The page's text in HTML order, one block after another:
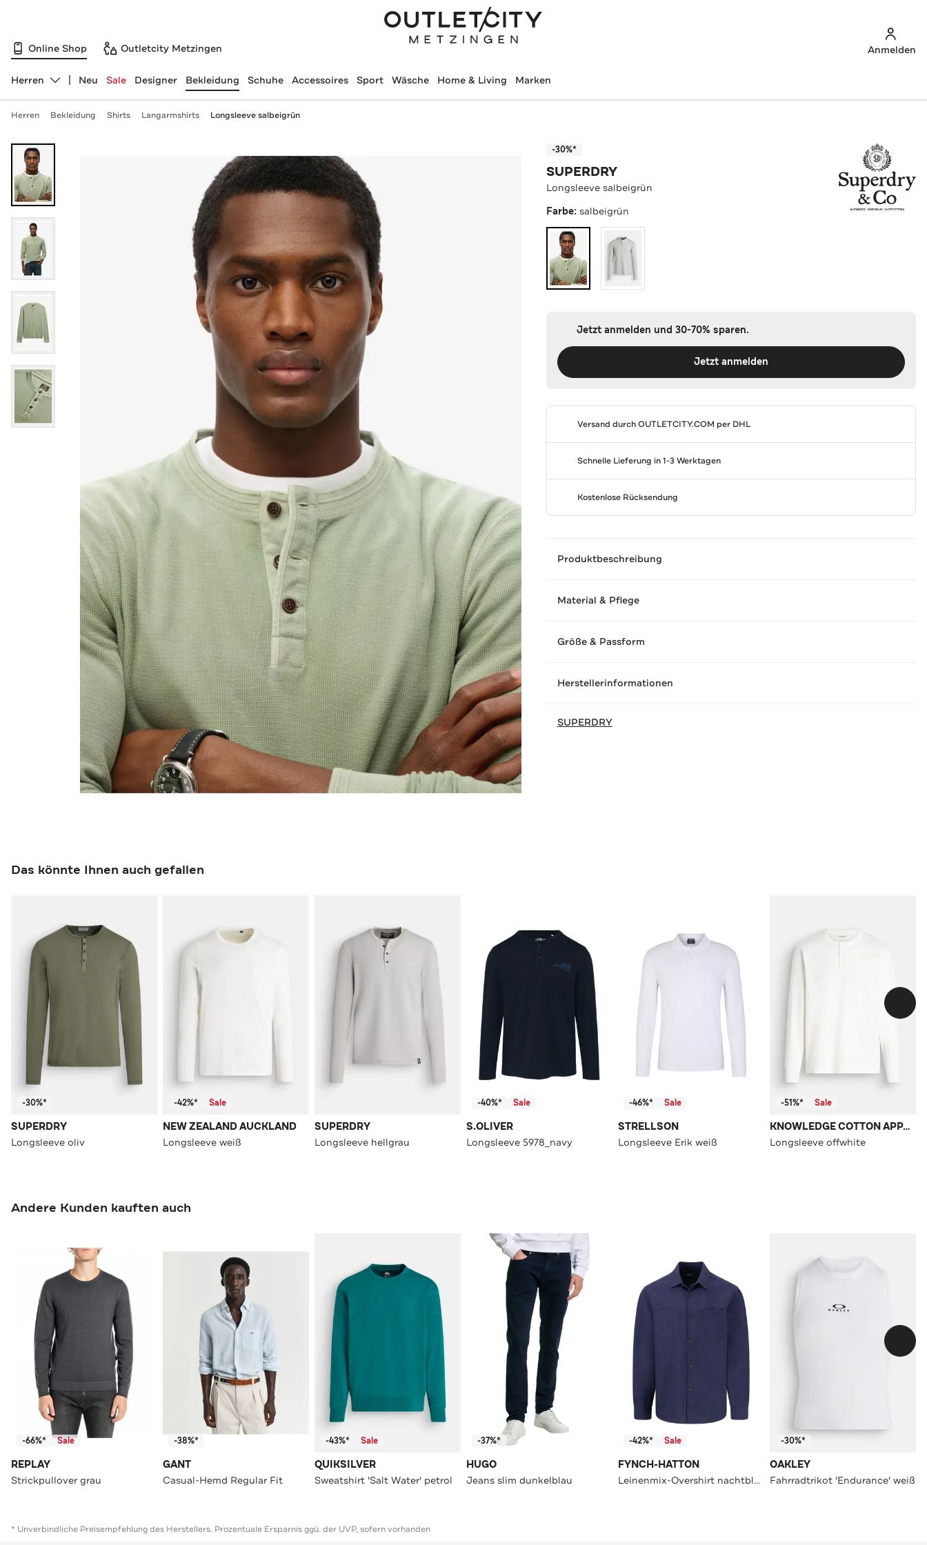
Online Shop Outletcity Metzingen Anmelden
Abteilung ändern, ausgewählt:
Herren Neu Sale Designer Bekleidung Schuhe Accessoires Sport Wäsche Home & Living Marken
Herren Bekleidung Shirts Langarmshirts Longsleeve salbeigrün
-30%*
SUPERDRY
Longsleeve salbeigrün
Farbe: salbeigrün
Jetzt anmelden und 30-70% sparen.
Jetzt anmelden
Versand durchOUTLETCITY.COM per DHL
Schnelle Lieferung in 1-3 Werktagen
Kostenlose Rücksendung
Produktbeschreibung
Material & Pflege
Größe & Passform
Herstellerinformationen
SUPERDRY
Das könnte Ihnen auch gefallen
-30%*
SUPERDRY
Longsleeve oliv
-42%* Sale
NEW ZEALAND AUCKLAND
Longsleeve weiß
SUPERDRY
Longsleeve hellgrau
-40%* Sale
S.OLIVER
Longsleeve 5978_navy
-46%* Sale
STRELLSON
Longsleeve Erik weiß
-51%* Sale
KNOWLEDGE COTTON APPAREL
Longsleeve offwhite
Andere Kunden kauften auch
-66%* Sale
REPLAY
Strickpullover grau
-38%*
GANT
Casual-Hemd Regular Fit
-43%* Sale
QUIKSILVER
Sweatshirt 'Salt Water' petrol
-37%*
HUGO
Jeans slim dunkelblau
-42%* Sale
FYNCH-HATTON
Leinenmix-Overshirt nachtblau
-30%*
OAKLEY
Fahrradtrikot 'Endurance' weiß
* Unverbindliche Preisempfehlung des Herstellers. Prozentuale Ersparnis ggü. der UVP, sofern vorhanden